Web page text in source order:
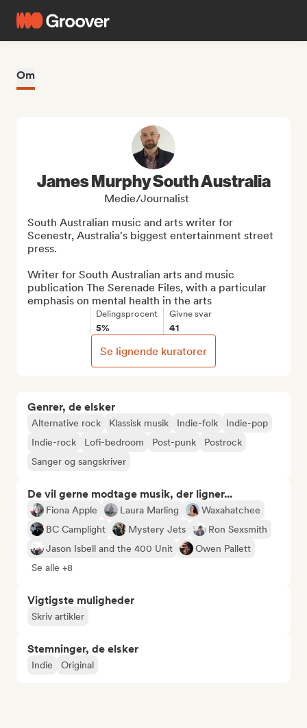
Om
Genrer, de elsker
Alternative rock Klassisk musik Indie-folk
Indie-pop
Indie-rock
Lofi-bedroom Post-punk
Postrock
Sanger og sangskriver
De vil gerne modtage musik, der ligner...
Fiona Apple Laura Marling
Waxahatchee
BC Camplight
Mystery Jets
Ron Sexsmith
Jason Isbell and the 400 Unit
Owen Pallett
Se alle +8
Vigtigste muligheder
Skriv artikler
Stemninger, de elsker
Indie Original
James Murphy South Australia
Medie/journalist
South Australian music and arts writer for
Scenestr, Australia's biggest entertainment street
press.
Writer for South Australian arts and music
publication The Serenade Files, with a particular
emphasis on mental health in the arts
Delingsprocent
5%
Givne svar
41
Se lignende kuratorer